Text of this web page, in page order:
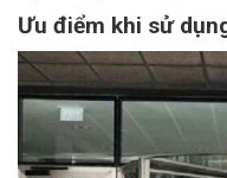
Ưu điểm khi sử